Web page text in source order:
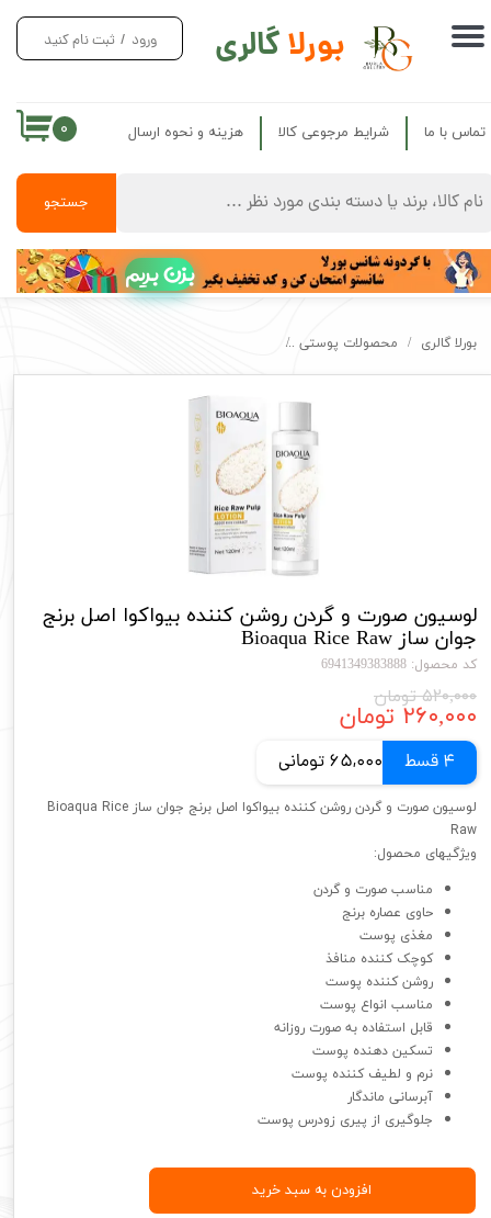
بورلاگالری
جستجو
ورود / ثبت نام کنید
حساب کاربری من
سفارشات
خروج از حساب کاربری
۰ تماس با ما شرایط مرجوعی کالا هزینه و نحوه ارسال
بزن بریم
بورلا گالری محصولات پوستی
لوسیون صورت و گردن روشن کننده بیواکوا اصل برنج
جوان ساز Bioaqua Rice Raw
کد محصول: 6941349383888
۵۲۰,۰۰۰ تومان
۲۶۰,۰۰۰ تومان
4 قسط 65,000 تومانی
لوسیون صورت و گردن روشن کننده بیواکوا اصل برنج جوان ساز Bioaqua Rice
Raw
ویژگیهای محصول:
مناسب صورت و گردن
حاوی عصاره برنج
مغذی پوست
کوچک کننده منافذ
روشن کننده پوست
مناسب انواع پوست
قابل استفاده به صورت روزانه
تسکین دهنده پوست
نرم و لطیف کننده پوست
آبرسانی ماندگار
جلوگیری از پیری زودرس پوست
افزودن به سبد خرید